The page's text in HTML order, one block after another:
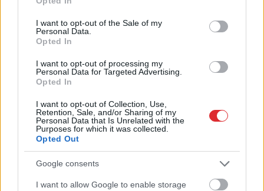
use your data for below specified purposes in below Google
consent section.
I want to opt-out of the Sale of my
Personal Data.
Opted In
I want to opt-out of processing my
Personal Data for Targeted Advertising.
Opted In
I want to opt-out of Collection, Use,
Retention, Sale, and/or Sharing of my
Personal Data that Is Unrelated with the
Purposes for which it was collected.
Opted Out
Google consents
I want to allow Google to enable storage
ASV uzņēmumi bažījas par
Ukrainas plāniem – kas
viņus satrauc?
Atcelt Ziņot